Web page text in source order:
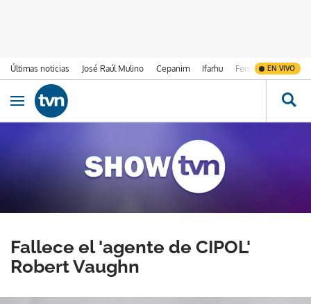
Últimas noticias José Raúl Mulino Cepanim Ifarhu Fenómeno de El
EN VIVO
Ir al contenido
Obrir navegació
Fallece el 'agente de CIPOL'
Robert Vaughn